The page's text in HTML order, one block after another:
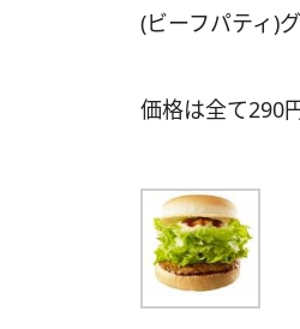
(ビーフパティ)
価格は全て290